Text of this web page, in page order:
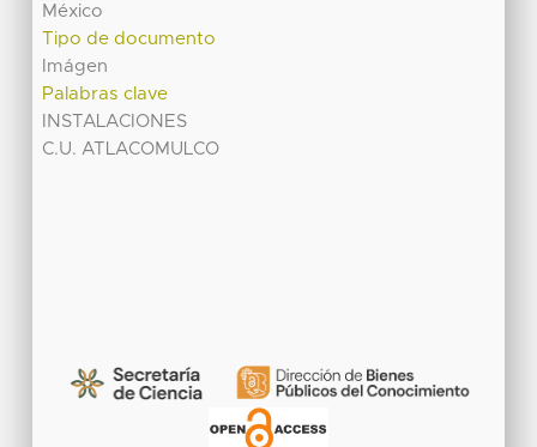
México
Tipo de documento
Imágen
Palabras clave
INSTALACIONES
C.U. ATLACOMULCO